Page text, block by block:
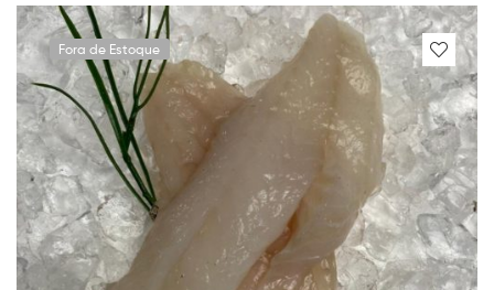
Fora de Estoque